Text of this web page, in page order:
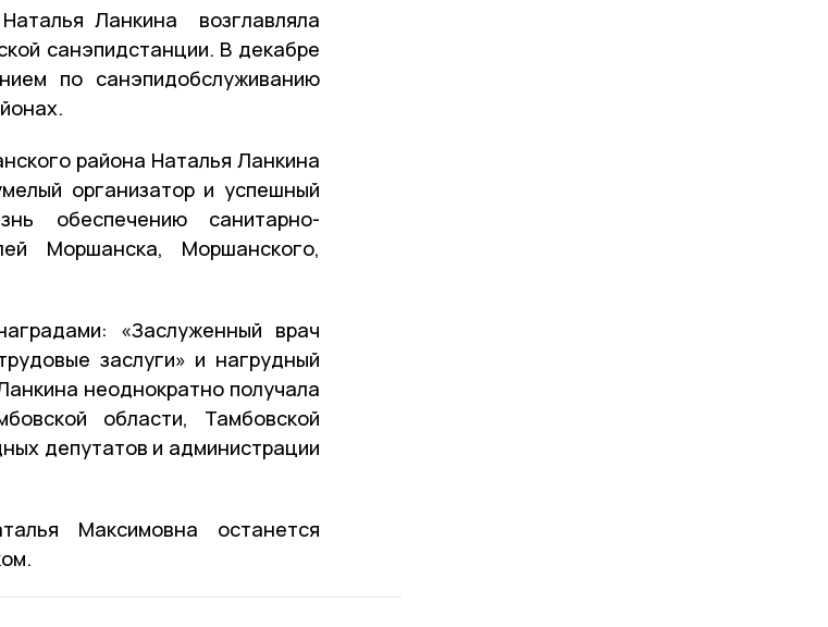
Ланкина возглавляла
санэпидстанции. В декабре
по санэпидобслуживанию
района Наталья Ланкина
организатор и успешный
обеспечению санитарно-
Моршанска, Моршанского,
«Заслуженный врач
заслуги» и нагрудный
неоднократно получала
области, Тамбовской
депутатов и администрации
Максимовна останется